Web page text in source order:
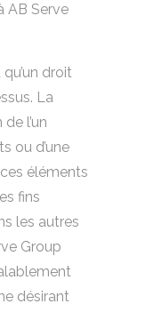
AB Serve
droit
La
l’un
ou d’une
éléments
fins
les autres
Group
désirant